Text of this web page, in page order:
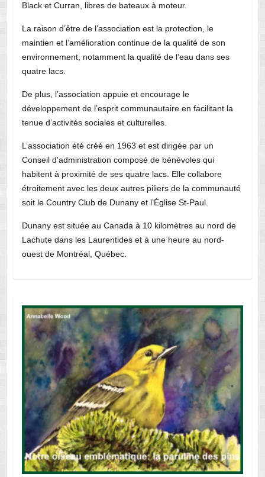
Black et Curran, libres de bateaux à moteur.
La raison d’être de l’association est la protection, le
maintien et l’amélioration continue de la qualité de son
environnement, notamment la qualité de l’eau dans ses
quatre lacs.
De plus, l’association appuie et encourage le
développement de l’esprit communautaire en facilitant la
tenue d’activités sociales et culturelles.
L’association été créé en 1963 et est dirigée par un
Conseil d'administration composé de bénévoles qui
habitent à proximité de ses quatre lacs. Elle collabore
étroitement avec les deux autres piliers de la communauté
soit le Country Club de Dunany et l’Église St-Paul.
Dunany est située au Canada à 10 kilomètres au nord de
Lachute dans les Laurentides et à une heure au nord-
ouest de Montréal, Québec.